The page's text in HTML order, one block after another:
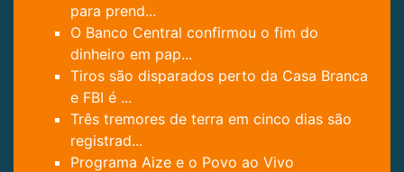
para prend...
O Banco Central confirmou o fim do
dinheiro em pap...
Tiros são disparados perto da Casa Branca
e FBI é ...
Três tremores de terra em cinco dias são
registrad...
Programa Aize e o Povo ao Vivo